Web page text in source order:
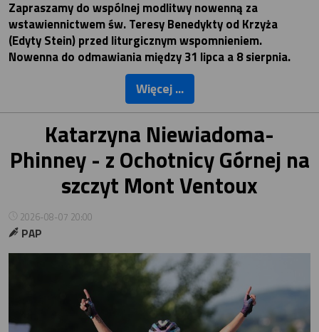
Zapraszamy do wspólnej modlitwy nowenną za
wstawiennictwem św. Teresy Benedykty od Krzyża
(Edyty Stein) przed liturgicznym wspomnieniem.
Nowenna do odmawiania między 31 lipca a 8 sierpnia.
Więcej ...
Katarzyna Niewiadoma-
Phinney - z Ochotnicy Górnej na
szczyt Mont Ventoux
2026-08-07 20:00
PAP